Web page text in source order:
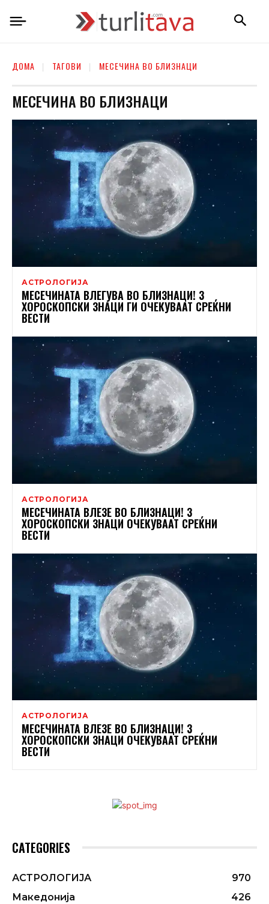
ДОМА ТАГОВИ МЕСЕЧИНА ВО БЛИЗНАЦИ
МЕСЕЧИНА ВО БЛИЗНАЦИ
АСТРОЛОГИЈА
МЕСЕЧИНАТА ВЛЕГУВА ВО БЛИЗНАЦИ! 3
ХОРОСКОПСКИ ЗНАЦИ ГИ ОЧЕКУВААТ СРЕЌНИ
ВЕСТИ
АСТРОЛОГИЈА
МЕСЕЧИНАТА ВЛЕЗЕ ВО БЛИЗНАЦИ! 3
ХОРОСКОПСКИ ЗНАЦИ ОЧЕКУВААТ СРЕЌНИ
ВЕСТИ
АСТРОЛОГИЈА
МЕСЕЧИНАТА ВЛЕЗЕ ВО БЛИЗНАЦИ! 3
ХОРОСКОПСКИ ЗНАЦИ ОЧЕКУВААТ СРЕЌНИ
ВЕСТИ
CATEGORIES
АСТРОЛОГИЈА
970
Македонија
426